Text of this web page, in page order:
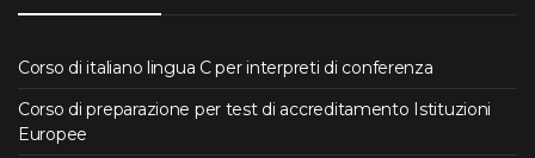
Corso di italiano lingua C per interpreti di conferenza
Corso di preparazione per test di accreditamento Istituzioni
Europee